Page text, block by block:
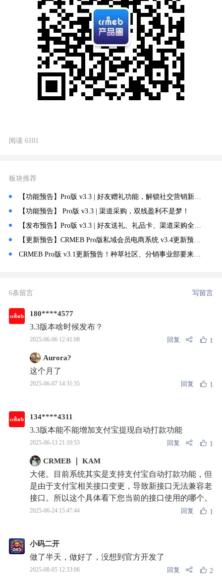
阅读 6101
板块推荐
【功能预告】Pro版 v3.3 | 好友赠礼功能，解锁社交营销新玩法~
【功能预告】 Pro版 v3.3 | 渠道采购，双线盈利不是梦！
【发布预告】Pro版 v3.3 | 好友送礼、礼品卡、渠道采购全新功能等你体验~
【更新预告】CRMEB Pro版私域会员电商系统 v3.4更新预告🔥
CRMEB Pro版 v3.1更新预告！种草社区、分销事业部要来了！
6条留言 写留言
180****4577
3.3版本啥时候发布？
2025-06-06 12:41:08 回复 1
Aurora?
这个月了
2025-06-07 14:31:35 回复 1
134****4311
3.3版本能不能增加支付宝提现自动打款功能
2025-06-13 21:10:53 回复 1
CRMEB ｜ KAM
大佬。目前系统其实是支持支付宝自动打款功能，但
是由于支付宝相关接口变更，导致新接口无法兼容老
接口。所以这个具体看下您当前的接口使用的哪个。
2025-06-24 15:47:44 回复 1
小码二开
做了半天，做好了，没想到官方开发了
2025-08-05 12:33:06 回复 2